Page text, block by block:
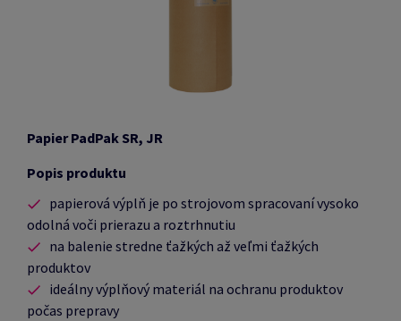
Papier PadPak SR, JR
Popis produktu
papierová výplň je po strojovom spracovaní vysoko
odolná voči prierazu a roztrhnutiu
na balenie stredne ťažkých až veľmi ťažkých
produktov
ideálny výplňový materiál na ochranu produktov
počas prepravy